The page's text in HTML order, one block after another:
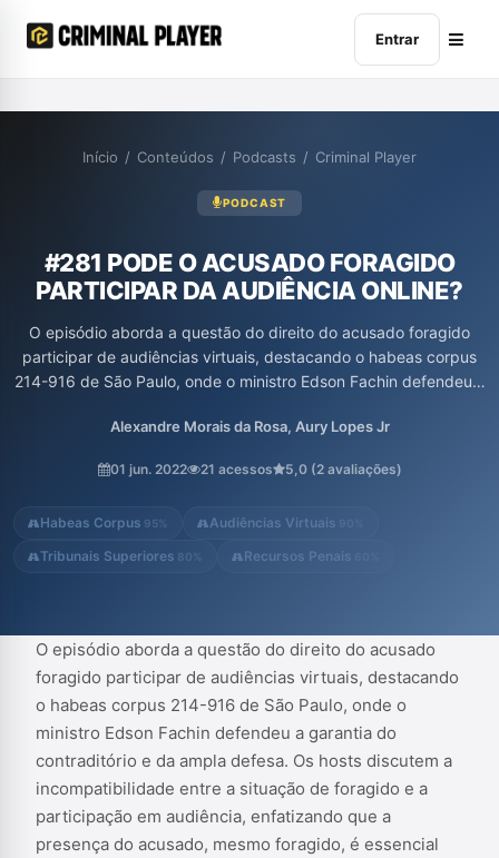
Entrar
Início / Conteúdos / Podcasts / Criminal Player
PODCAST
#281 PODE O ACUSADO FORAGIDO
PARTICIPAR DA AUDIÊNCIA ONLINE?
O episódio aborda a questão do direito do acusado foragido
participar de audiências virtuais, destacando o habeas corpus
214-916 de São Paulo, onde o ministro Edson Fachin defendeu a
a incompatibilidade entre a situação de foragido e a
acusado, mesmo foragido, é essencial para a autodefesa. A
direitos constituciona...
Alexandre Morais da Rosa, Aury Lopes Jr
01 jun. 2022 21 acessos 5,0 (2 avaliações)
Habeas Corpus 95% Audiências Virtuais
Tribunais Superiores 80% Recursos Penais
O episódio aborda a questão do direito do acusado
foragido participar de audiências virtuais, destacando
o habeas corpus 214-916 de São Paulo, onde o
ministro Edson Fachin defendeu a garantia do
contraditório e da ampla defesa. Os hosts discutem a
incompatibilidade entre a situação de foragido e a
participação em audiência, enfatizando que a
presença do acusado, mesmo foragido, é essencial